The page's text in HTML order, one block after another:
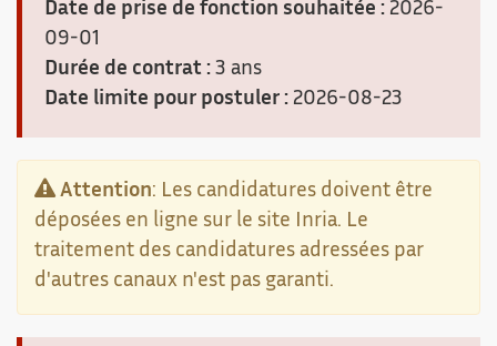
Date de prise de fonction souhaitée : 2026-
09-01
Durée de contrat : 3 ans
Date limite pour postuler : 2026-08-23
Attention: Les candidatures doivent être
déposées en ligne sur le site Inria. Le
traitement des candidatures adressées par
d'autres canaux n'est pas garanti.